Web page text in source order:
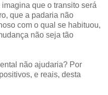
que o transito será
que a padaria não
com o qual se habituou,
não seja tão
não ajudaria? Por
ivos, e reais, desta